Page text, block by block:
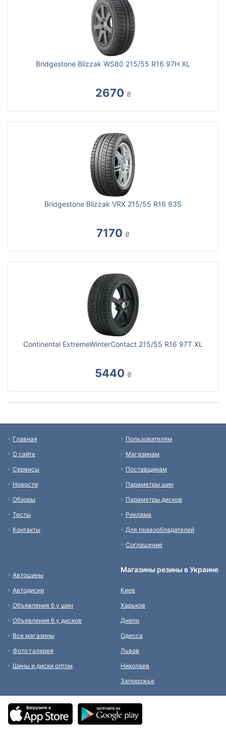
Bridgestone Blizzak WS80 215/55 R16 97H XL
2670 ₴
Bridgestone Blizzak VRX 215/55 R16 93S
7170 ₴
Continental ExtremeWinterContact 215/55 R16 97T XL
5440 ₴
Главная
О сайте
Сервисы
Новости
Обзоры
Тесты
Контакты
Пользователям
Магазинам
Поставщикам
Параметры шин
Параметры дисков
Реклама
Для правообладателей
Соглашение
Автошины
Автодиски
Объявления б у шин
Объявления б у дисков
Все магазины
Фото галерея
Шины и диски оптом
Магазины резины в Украине
Киев
Харьков
Днепр
Одесса
Львов
Николаев
Запорожье